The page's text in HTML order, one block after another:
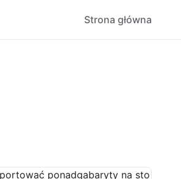
Strona główna